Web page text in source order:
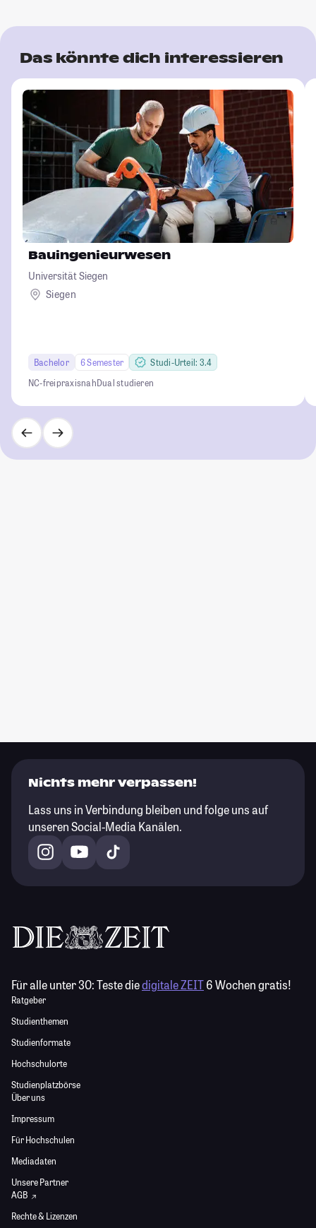
Das könnte dich interessieren
Bauingenieurwesen
Universität Siegen
Siegen
Bachelor 6 Semester
Studi-Urteil: 3.4
NC-freipraxisnahDual studieren
Nichts mehr verpassen!
Lass uns in Verbindung bleiben und folge uns auf
unseren Social-Media Kanälen.
Für alle unter 30:Teste diedigitale ZEIT6 Wochen gratis!
Ratgeber
Studienthemen
Studienformate
Hochschulorte
Studienplatzbörse
Über uns
Impressum
Für Hochschulen
Mediadaten
Unsere Partner
AGB
Rechte & Lizenzen